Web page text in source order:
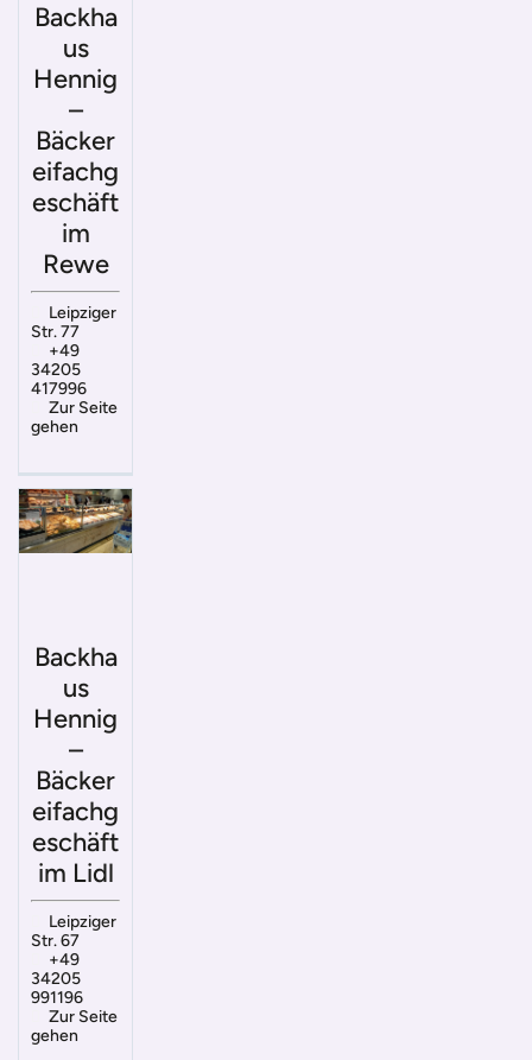
Backha
us
Hennig
–
Bäcker
eifachg
eschäft
im
Rewe
Leipziger
Str. 77
+49
34205
417996
Zur Seite
gehen
Backha
us
Hennig
–
Bäcker
eifachg
eschäft
im Lidl
Leipziger
Str. 67
+49
34205
991196
Zur Seite
gehen